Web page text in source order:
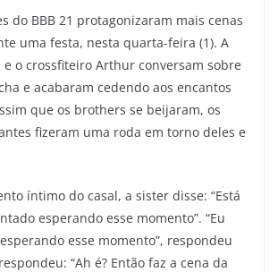
do BBB 21 protagonizaram mais cenas
uma festa, nesta quarta-feira (1). A
e o crossfiteiro Arthur conversam sobre
e acabaram cedendo aos encantos
que os brothers se beijaram, os
fizeram uma roda em torno deles e
íntimo do casal, a sister disse: “Está
esperando esse momento”. “Eu
esse momento”, respondeu
“Ah é? Então faz a cena da